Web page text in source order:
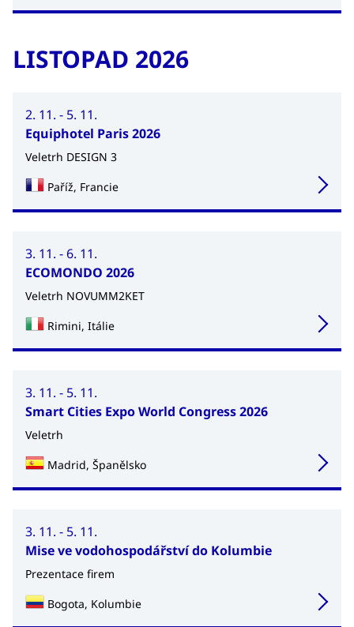
LISTOPAD 2026
2. 11. - 5. 11.
Equiphotel Paris 2026
Veletrh DESIGN 3
Paříž, Francie
3. 11. - 6. 11.
ECOMONDO 2026
Veletrh NOVUMM2KET
Rimini, Itálie
3. 11. - 5. 11.
Smart Cities Expo World Congress 2026
Veletrh
Madrid, Španělsko
3. 11. - 5. 11.
Mise ve vodohospodářství do Kolumbie
Prezentace firem
Bogota, Kolumbie